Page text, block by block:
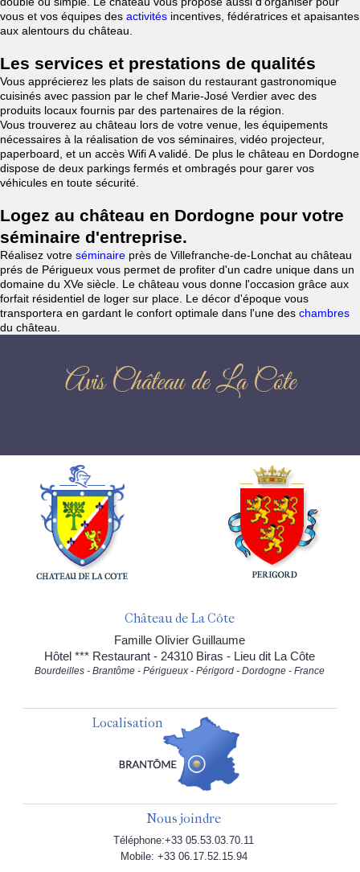
vous et vos équipes des activités incentives, fédératrices et apaisantes
aux alentours du château.
Les services et prestations de qualités
Vous apprécierez les plats de saison du restaurant gastronomique
cuisinés avec passion par le chef Marie-José Verdier avec des
produits locaux fournis par des partenaires de la région.
Vous trouverez au château lors de votre venue, les équipements
nécessaires à la réalisation de vos séminaires, vidéo projecteur,
paperboard, et un accès Wifi A validé. De plus le château en Dordogne
dispose de deux parkings fermés et ombragés pour garer vos
véhicules en toute sécurité.
Logez au château en Dordogne pour votre
séminaire d'entreprise.
Réalisez votre séminaire près de Villefranche-de-Lonchat au château
prés de Périgueux vous permet de profiter d'un cadre unique dans un
domaine du XVe siècle. Le château vous donne l'occasion grâce aux
forfait résidentiel de loger sur place. Le décor d'époque vous
transportera en gardant le confort optimale dans l'une des chambres
du château.
Avis Château de La Côte
Château de La Côte
Famille Olivier Guillaume
Hôtel *** Restaurant - 24310 Biras - Lieu dit La Côte
Bourdeilles - Brantôme - Périgueux - Périgord - Dordogne - France
Localisation
Nous joindre
Téléphone:+33 05.53.03.70.11
Mobile: +33 06.17.52.15.94